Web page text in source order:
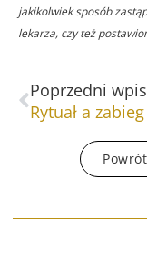
jakikolwiek sposób
lekarza, czy też
Prev
Poprzedni wpis